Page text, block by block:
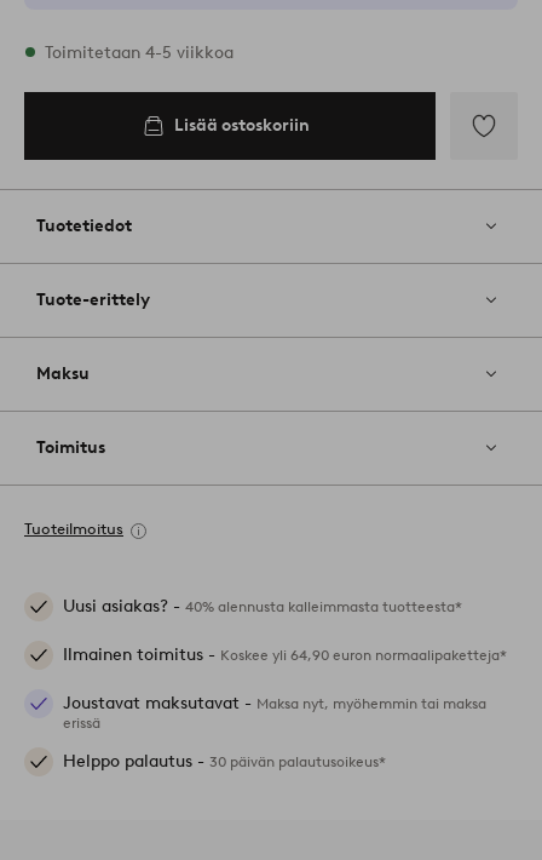
Varastossa
Toimitetaan 4-5 viikkoa
Lisää ostoskoriin
Tuotetiedot
Tuote-erittely
Maksu
Toimitus
Tuoteilmoitus
Uusi asiakas? - 40% alennusta kalleimmasta tuotteesta*
Ilmainen toimitus - Koskee yli 64,90 euron normaalipaketteja*
Joustavat maksutavat - Maksa nyt, myöhemmin tai maksa
erissä
Helppo palautus - 30 päivän palautusoikeus*